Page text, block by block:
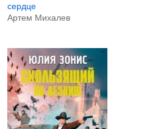
сердце
Артем Михалев